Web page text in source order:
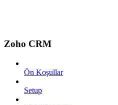
Zoho CRM
Ön Koşullar
Setup